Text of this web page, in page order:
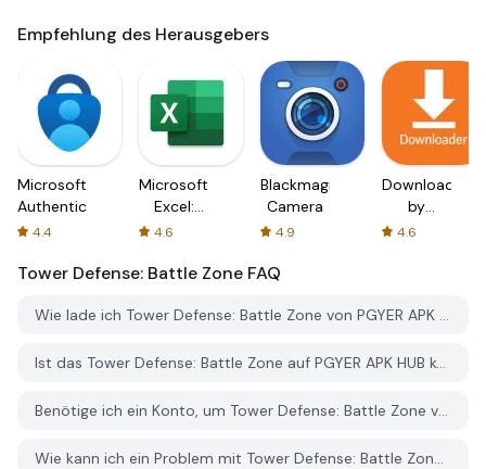
Empfehlung des Herausgebers
Microsoft
Authenticator
4.4
Microsoft
Excel:
Spreadsheets
4.6
Blackmagic
Camera
4.9
Downloader
by
AFTVnews
4.6
Tower Defense: Battle Zone FAQ
Wie lade ich Tower Defense: Battle Zone von PGYER APK HUB herunter?
Ist das Tower Defense: Battle Zone auf PGYER APK HUB kostenlos zum Download?
Benötige ich ein Konto, um Tower Defense: Battle Zone von PGYER APK HUB herunterzuladen?
Wie kann ich ein Problem mit Tower Defense: Battle Zone auf PGYER APK HUB melden?